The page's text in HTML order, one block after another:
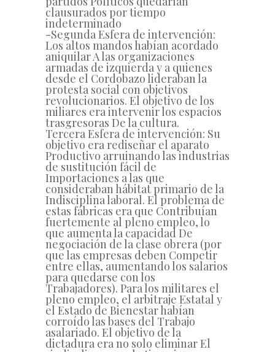
clausurados por tiempo
indeterminado
-Segunda Esfera de intervención:
Los altos mandos habían acordado
aniquilar A las organizaciones
armadas de izquierda y a quienes
desde el Cordobazo lideraban la
protesta social con objetivos
revolucionarios. El objetivo de los
miliares era intervenir los espacios
trasgresoras De la cultura.
Tercera Esfera de intervención: Su
objetivo era rediseñar el aparato
Productivo arruinando las industrias
de sustitución fácil de
Importaciones a las que
consideraban hábitat primario de la
Indisciplina laboral. El problema de
estas fábricas era que Contribuían
fuertemente al pleno empleo, lo
que aumenta la capacidad De
negociación de la clase obrera (por
que las empresas deben Competir
entre ellas, aumentando los salarios
para quedarse con los
Trabajadores). Para los militares el
pleno empleo, el arbitraje Estatal y
el Estado de Bienestar habían
corroído las bases del Trabajo
asalariado. El objetivo de la
dictadura era no solo eliminar El